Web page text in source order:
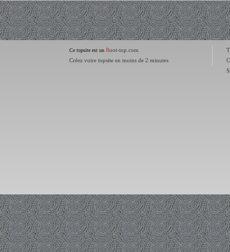
Ce topsite est un Root-top.com
Créez votre topsite en moins de 2 minutes